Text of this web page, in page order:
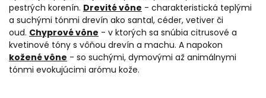
pestrých korenín. Drevité vône - charakteristická teplými
a suchými tónmi drevín ako santal, céder, vetiver či
oud. Chyprové vône - v ktorých sa snúbia citrusové a
kvetinové tóny s vôňou drevín a machu. A napokon
kožené vône - so suchými, dymovými až animálnymi
tónmi evokujúcimi arómu kože.